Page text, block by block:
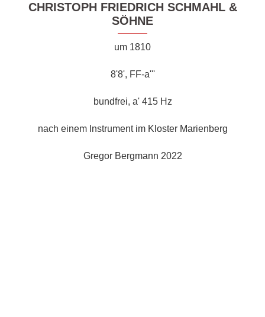
CHRISTOPH FRIEDRICH SCHMAHL &
SÖHNE
um 1810
8'8', FF-a'''
bundfrei, a' 415 Hz
nach einem Instrument im Kloster Marienberg
Gregor Bergmann 2022